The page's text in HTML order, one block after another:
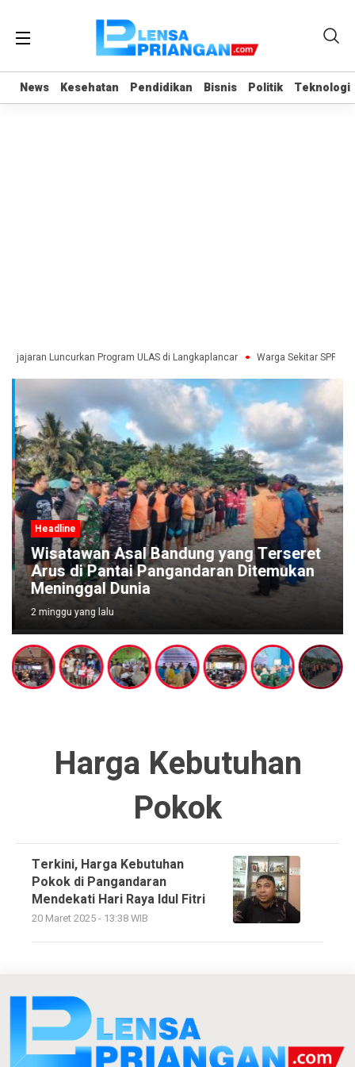
News Kesehatan Pendidikan Bisnis Politik Teknologi
News Kesehatan Pendidikan Bisnis Politik Teknologi
Luncurkan Program ULAS di Langkaplancar Warga Sekitar SPPG
Headline
Wisatawan Asal Bandung yang Terseret
Arus di Pantai Pangandaran Ditemukan
Meninggal Dunia
2 minggu yang lalu
Harga Kebutuhan
Pokok
Terkini, Harga Kebutuhan
Pokok di Pangandaran
Mendekati Hari Raya Idul Fitri
20 Maret 2025 - 13:38 WIB